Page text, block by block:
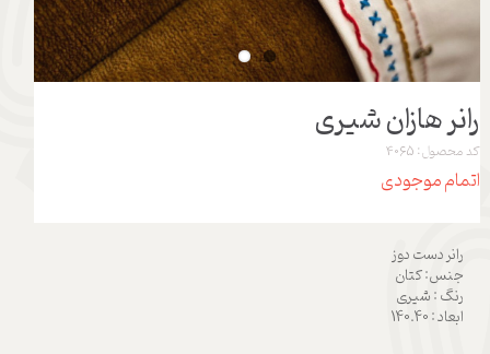
رانر هازان شیری
کد محصول: 4065
اتمام موجودی
رانر دست دوز
جنس: کتان
رنگ : شیری
ابعاد : 140.40